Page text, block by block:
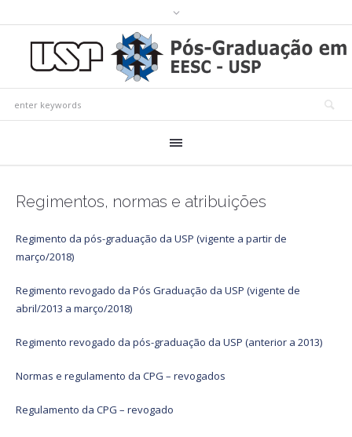
Regimentos, normas e atribuições
Regimento da pós-graduação da USP (vigente a partir de
março/2018)
Regimento revogado da Pós Graduação da USP (vigente de
abril/2013 a março/2018)
Regimento revogado da pós-graduação da USP (anterior a 2013)
Normas e regulamento da CPG – revogados
Regulamento da CPG – revogado